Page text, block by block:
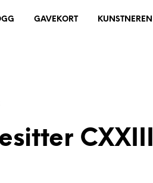
GAVEKORT
KUNSTNEREN
CXXIII